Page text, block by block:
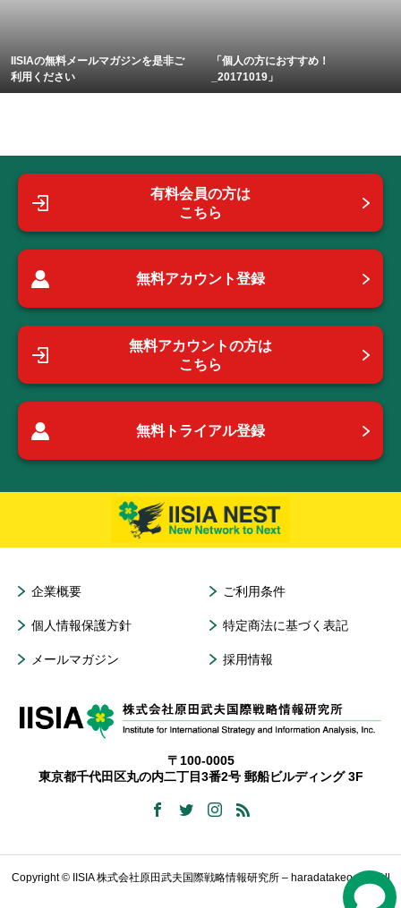
IISIAの無料メールマガジンを是非ご
利用ください
「個人の方におすすめ！
_20171019」
有料会員の方は
こちら
無料アカウント登録
無料アカウントの方は
こちら
無料トライアル登録
企業概要 ご利用条件
個人情報保護方針 特定商法に基づく表記
メールマガジン 採用情報
〒100-0005
東京都千代田区丸の内二丁目3番2号 郵船ビルディング 3F
Copyright © IISIA 株式会社原田武夫国際戦略情報研究所 – haradatakeo.com All